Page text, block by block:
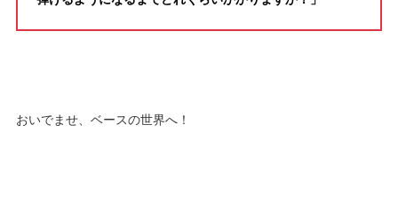
おいでませ、ベースの世界へ！